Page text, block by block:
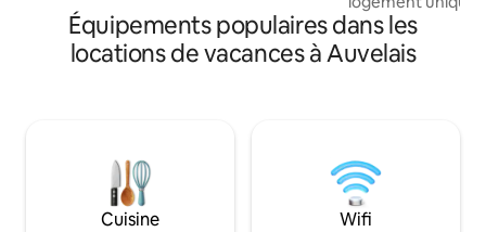
et d'un jardin. Parking privé pour 3
véhicules et garage pour vélos. Pouvant
accueillir 7personnes, notre gîte est idéal
cabane perchée
cachée des
sal/cuis/sdb)
15min à pied à
points de vue en
ressourcante
Équipements populaires dans les
locations de vacances à Auvelais
Cuisine Wifi